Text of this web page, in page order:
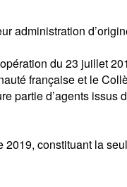
administration
du 23 juillet
française et le
partie d’agents issus
2019, constituant la